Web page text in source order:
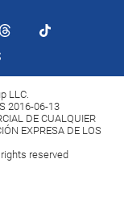
LLC.
2016-06-13
DE CUALQUIER
EXPRESA DE LOS
reserved